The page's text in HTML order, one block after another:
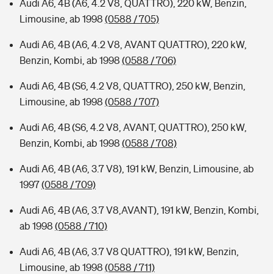
Audi A6, 4B (A6, 4.2 V8, QUATTRO), 220 kW, Benzin,
Limousine, ab 1998 (0588 / 705)
Audi A6, 4B (A6, 4.2 V8, AVANT QUATTRO), 220 kW,
Benzin, Kombi, ab 1998 (0588 / 706)
Audi A6, 4B (S6, 4.2 V8, QUATTRO), 250 kW, Benzin,
Limousine, ab 1998 (0588 / 707)
Audi A6, 4B (S6, 4.2 V8, AVANT, QUATTRO), 250 kW,
Benzin, Kombi, ab 1998 (0588 / 708)
Audi A6, 4B (A6, 3.7 V8), 191 kW, Benzin, Limousine, ab
1997(0588 / 709)
Audi A6, 4B (A6, 3.7 V8,AVANT), 191 kW, Benzin, Kombi,
ab 1998 (0588 / 710)
Audi A6, 4B (A6, 3.7 V8 QUATTRO), 191 kW, Benzin,
Limousine, ab 1998 (0588 / 711)